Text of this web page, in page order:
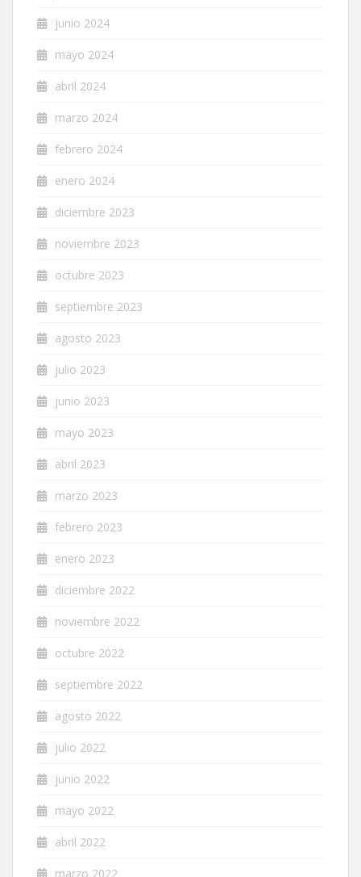
junio 2024
mayo 2024
abril 2024
marzo 2024
febrero 2024
enero 2024
diciembre 2023
noviembre 2023
octubre 2023
septiembre 2023
agosto 2023
julio 2023
junio 2023
mayo 2023
abril 2023
marzo 2023
febrero 2023
enero 2023
diciembre 2022
noviembre 2022
octubre 2022
septiembre 2022
agosto 2022
julio 2022
junio 2022
mayo 2022
abril 2022
marzo 2022